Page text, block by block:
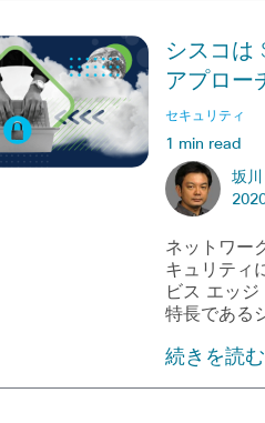
シスコは
アプロー
セキュリティ
1 min read
坂
ネットワー
キュリティ
ビス エッ
特長である
続きを読む